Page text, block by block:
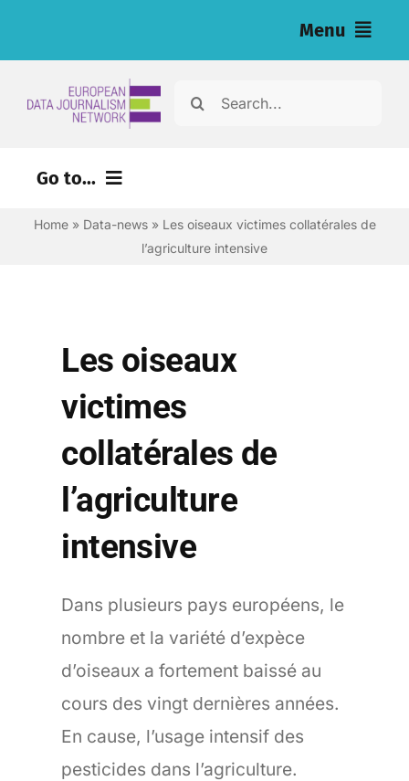
Menu
Search
Go to...
Home» Data-news» Les oiseaux victimes collatérales de
l’agriculture intensive
Les oiseaux
victimes
collatérales de
l’agriculture
intensive
Dans plusieurs pays européens, le
nombre et la variété d’expèce
d’oiseaux a fortement baissé au
cours des vingt dernières années.
En cause, l’usage intensif des
pesticides dans l’agriculture.